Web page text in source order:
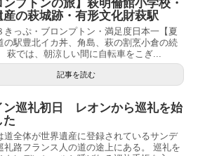
ンプトンの旅】萩明倫館小学校・
産の萩城跡・有形文化財萩駅
きっぷ・ブロンプトン・満足度日本一【夏
の駅豊北イカ丼、角島、萩の割烹小倉の続
萩では、朝涼しい間に自転車をこぎ...
記事を読む
ン巡礼初日 レオンから巡礼を始
た
道全体が世界遺産に登録されているサンデ
礼路フランス人の道の途上にある。 巡礼を